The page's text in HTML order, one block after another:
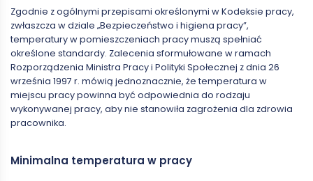
Zgodnie z ogólnymi przepisami określonymi w Kodeksie pracy,
zwłaszcza w dziale „Bezpieczeństwo i higiena pracy”,
temperatury w pomieszczeniach pracy muszą spełniać
określone standardy. Zalecenia sformułowane w ramach
Rozporządzenia Ministra Pracy i Polityki Społecznej z dnia 26
września 1997 r. mówią jednoznacznie, że temperatura w
miejscu pracy powinna być odpowiednia do rodzaju
wykonywanej pracy, aby nie stanowiła zagrożenia dla zdrowia
pracownika.
Minimalna temperatura w pracy